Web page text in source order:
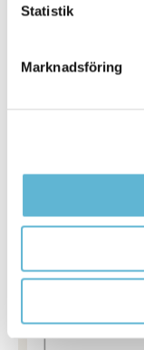
Statistik
Marknadsföring